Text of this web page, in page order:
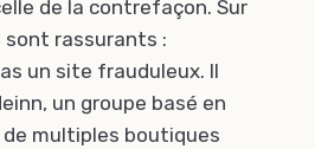
de la contrefaçon. Sur
rassurants :
un site frauduleux. Il
un groupe basé en
de multiples boutiques